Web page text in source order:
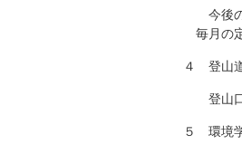
今後の
毎月の
４ 登山
登山口
５ 環境